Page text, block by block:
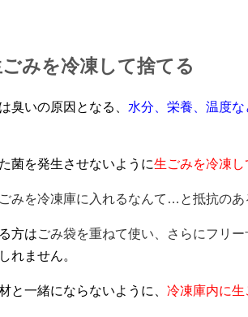
みを冷凍して捨てる
臭いの原因となる、 水分、栄養、温度
菌を発生させないように生ごみを冷凍し
ごみを冷凍庫に入れるなんて…と抵抗のあ
方はごみ袋を重ねて使い、さらにフリ
れません。
と一緒にならないように、 冷凍庫内に